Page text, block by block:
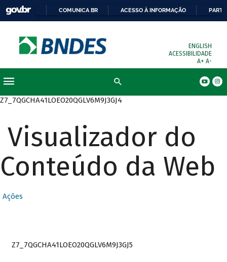
COMUNICA BR ACESSO À INFORMAÇÃO
ENGLISH
ACESSIBILIDADE
A+ A-
Z7_7QGCHA41LOEO20QGLV6M9J3GJ4
Visualizador do
Conteúdo da Web
Ações
Z7_7QGCHA41LOEO20QGLV6M9J3GJ5